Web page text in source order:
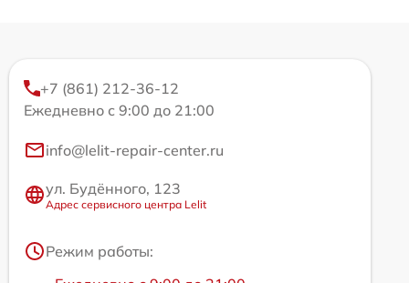
+7 (861) 212-36-12
Ежедневно с 9:00 до 21:00
info@lelit-repair-center.ru
ул. Будённого, 123
Адрес сервисного центра Lelit
Режим работы: